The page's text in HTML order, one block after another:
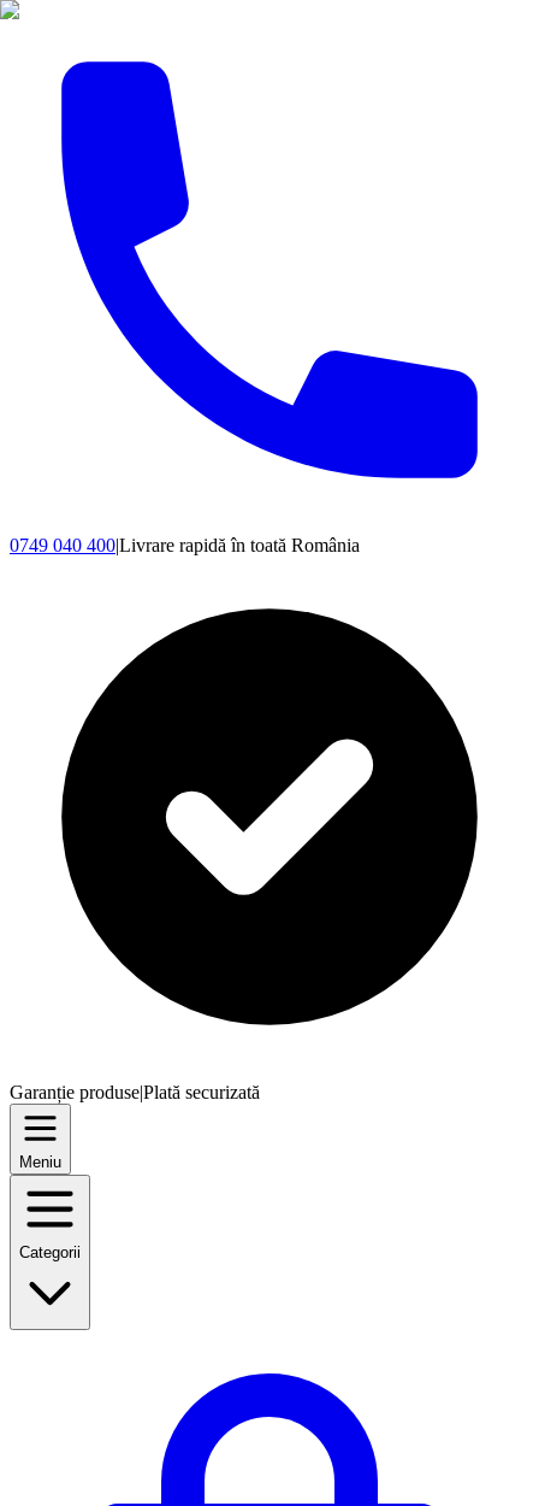
0749 040 400|Livrare rapidă în toată România
Garanție produse|Plată securizată
Meniu
Categorii